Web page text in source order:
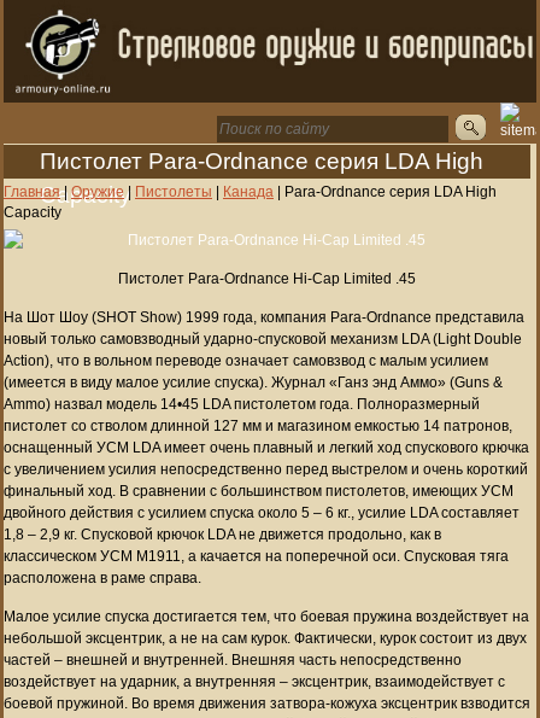
Пистолет Para-Ordnance серия LDA High
Capacity
Главная| Оружие| Пистолеты | Канада | Para-Ordnance серия LDA High
Capacity
Пистолет Para-Ordnance Hi-Cap Limited .45
На Шот Шоу (SHOT Show) 1999 года, компания Para-Ordnance представила
новый только самовзводный ударно-спусковой механизм LDA (Light Double
Action), что в вольном переводе означает самовзвод с малым усилием
(имеется в виду малое усилие спуска). Журнал «Ганз энд Аммо» (Guns &
Ammo) назвал модель 14•45 LDA пистолетом года. Полноразмерный
пистолет со стволом длинной 127 мм и магазином емкостью 14 патронов,
оснащенный УСМ LDA имеет очень плавный и легкий ход спускового крючка
с увеличением усилия непосредственно перед выстрелом и очень короткий
финальный ход. В сравнении с большинством пистолетов, имеющих УСМ
двойного действия с усилием спуска около 5 – 6 кг., усилие LDA составляет
1,8 – 2,9 кг. Спусковой крючок LDA не движется продольно, как в
классическом УСМ M1911, а качается на поперечной оси. Спусковая тяга
расположена в раме справа.
Малое усилие спуска достигается тем, что боевая пружина воздействует на
небольшой эксцентрик, а не на сам курок. Фактически, курок состоит из двух
частей – внешней и внутренней. Внешняя часть непосредственно
воздействует на ударник, а внутренняя – эксцентрик, взаимодействует с
боевой пружиной. Во время движения затвора-кожуха эксцентрик взводится